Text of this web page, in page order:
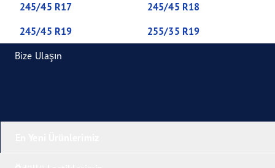
245/45 R17
245/45 R18
245/45 R19
255/35 R19
Bize Ulaşın